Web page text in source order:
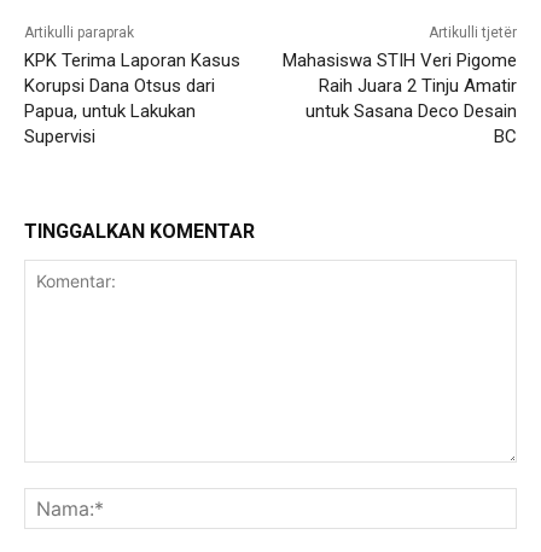
Artikulli paraprak
KPK Terima Laporan Kasus
Korupsi Dana Otsus dari
Papua, untuk Lakukan
Supervisi
Artikulli tjetër
Mahasiswa STIH Veri Pigome
Raih Juara 2 Tinju Amatir
untuk Sasana Deco Desain
BC
TINGGALKAN KOMENTAR